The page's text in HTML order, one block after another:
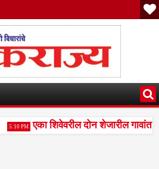
5:10 PM
एका शिवेवरील दोन शेजारील गावांत